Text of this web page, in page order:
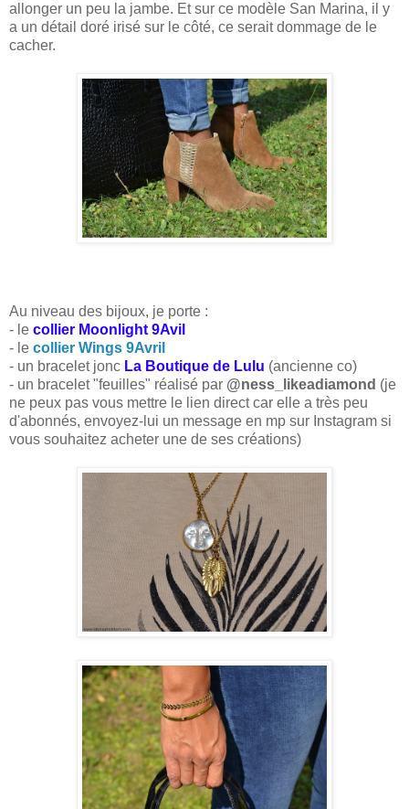
allonger un peu la jambe. Et sur ce modèle San Marina, il y
a un détail doré irisé sur le côté, ce serait dommage de le
cacher.
Au niveau des bijoux, je porte :
- le collier Moonlight 9Avil
- le collier Wings 9Avril
- un bracelet jonc La Boutique de Lulu (ancienne co)
- un bracelet "feuilles" réalisé par @ness_likeadiamond (je
ne peux pas vous mettre le lien direct car elle a très peu
d'abonnés, envoyez-lui un message en mp sur Instagram si
vous souhaitez acheter une de ses créations)